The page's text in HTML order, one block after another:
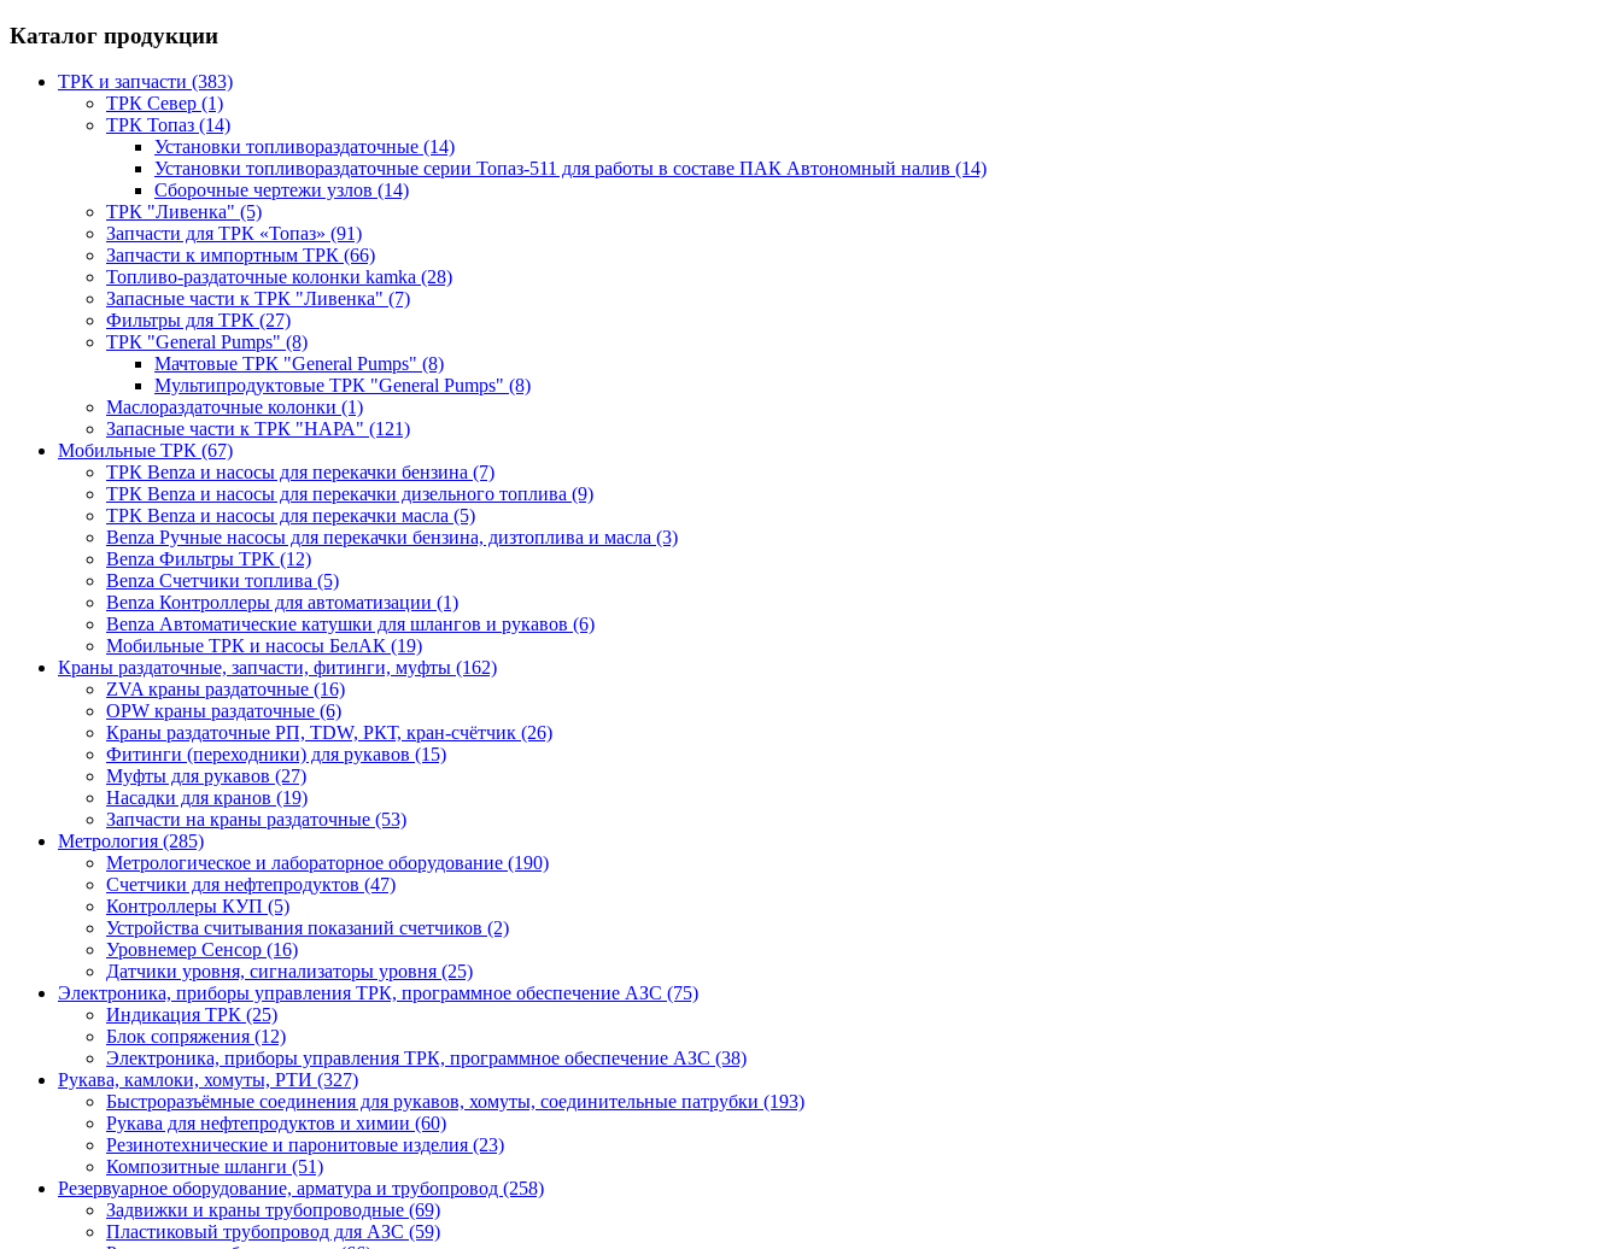
Каталог продукции
ТРК и запчасти (383)
ТРК Север (1)
ТРК Топаз (14)
Установки топливораздаточные (14)
Установки топливораздаточные серии Топаз-511 для работы в составе ПАК Автономный налив (14)
Сборочные чертежи узлов (14)
ТРК "Ливенка" (5)
Запчасти для ТРК «Топаз» (91)
Запчасти к импортным ТРК (66)
Топливо-раздаточные колонки kamka (28)
Запасные части к ТРК "Ливенка" (7)
Фильтры для ТРК (27)
ТРК "General Pumps" (8)
Мачтовые ТРК "General Pumps" (8)
Мультипродуктовые ТРК "General Pumps" (8)
Маслораздаточные колонки (1)
Запасные части к ТРК "НАРА" (121)
Мобильные ТРК (67)
ТРК Benza и насосы для перекачки бензина (7)
ТРК Benza и насосы для перекачки дизельного топлива (9)
ТРК Benza и насосы для перекачки масла (5)
Benza Ручные насосы для перекачки бензина, дизтоплива и масла (3)
Benza Фильтры ТРК (12)
Benza Счетчики топлива (5)
Benza Контроллеры для автоматизации (1)
Benza Автоматические катушки для шлангов и рукавов (6)
Мобильные ТРК и насосы БелАК (19)
Краны раздаточные, запчасти, фитинги, муфты (162)
ZVA краны раздаточные (16)
OPW краны раздаточные (6)
Краны раздаточные РП, TDW, РКТ, кран-счётчик (26)
Фитинги (переходники) для рукавов (15)
Муфты для рукавов (27)
Насадки для кранов (19)
Запчасти на краны раздаточные (53)
Метрология (285)
Метрологическое и лабораторное оборудование (190)
Счетчики для нефтепродуктов (47)
Контроллеры КУП (5)
Устройства считывания показаний счетчиков (2)
Уровнемер Сенсор (16)
Датчики уровня, сигнализаторы уровня (25)
Электроника, приборы управления ТРК, программное обеспечение АЗС (75)
Индикация ТРК (25)
Блок сопряжения (12)
Электроника, приборы управления ТРК, программное обеспечение АЗС (38)
Рукава, камлоки, хомуты, РТИ (327)
Быстроразъёмные соединения для рукавов, хомуты, соединительные патрубки (193)
Рукава для нефтепродуктов и химии (60)
Резинотехнические и паронитовые изделия (23)
Композитные шланги (51)
Резервуарное оборудование, арматура и трубопровод (258)
Задвижки и краны трубопроводные (69)
Пластиковый трубопровод для АЗС (59)